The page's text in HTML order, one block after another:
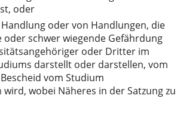
oder
oder von Handlungen, die
oder schwer wiegende Gefährdung
oder Dritter im
darstellt oder darstellen, vom
vom Studium
wird, wobei Näheres in der Satzung zu